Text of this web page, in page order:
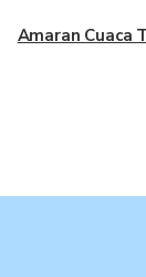
Amaran Cuaca